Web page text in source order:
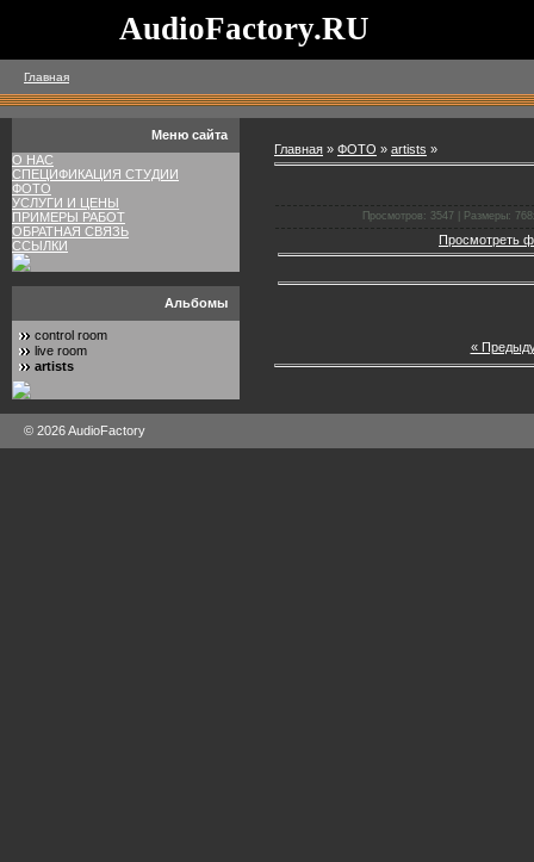
AudioFactory.RU
Главная
Меню сайта
О НАС
СПЕЦИФИКАЦИЯ СТУДИИ
ФОТО
УСЛУГИ И ЦЕНЫ
ПРИМЕРЫ РАБОТ
ОБРАТНАЯ СВЯЗЬ
ССЫЛКИ
Альбомы
control room
live room
artists
Главная » ФОТО » artists »
Просмотров: 3547 | Размеры:
Просмотреть
«
© 2026 AudioFactory